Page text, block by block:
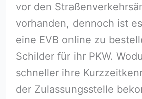
vor den
vorhanden, dennoch ist
eine EVB online zu
Schilder für ihr PKW.
schneller ihre
der Zulassungsstelle